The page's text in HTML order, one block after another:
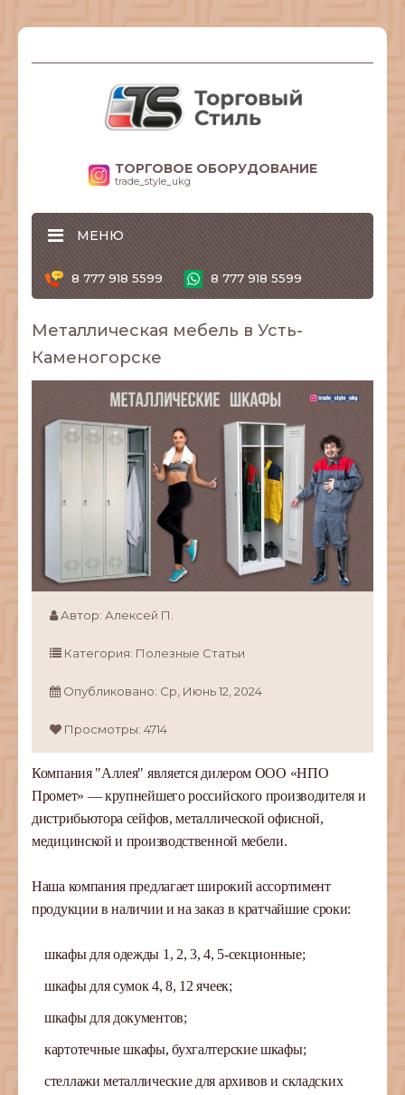
ТОРГОВОЕ ОБОРУДОВАНИЕ
trade_style_ukg
МЕНЮ
8 777 918 5599 8 777 918 5599
Металлическая мебель в Усть-
Каменогорске
Автор: Алексей П.
Категория: Полезные Статьи
Опубликовано: Ср, Июнь12,2024
Просмотры: 4714
Компания "Аллея" является дилером ООО «НПО
Промет» — крупнейшего российского производителя и
дистрибьютора сейфов, металлической офисной,
медицинской и производственной мебели.
Наша компания предлагает широкий ассортимент
продукции в наличии и на заказ в кратчайшие сроки:
шкафы для одежды 1, 2, 3, 4, 5-секционные;
шкафы для сумок 4, 8, 12 ячеек;
шкафы для документов;
картотечные шкафы, бухгалтерские шкафы;
стеллажи металлические для архивов и складских